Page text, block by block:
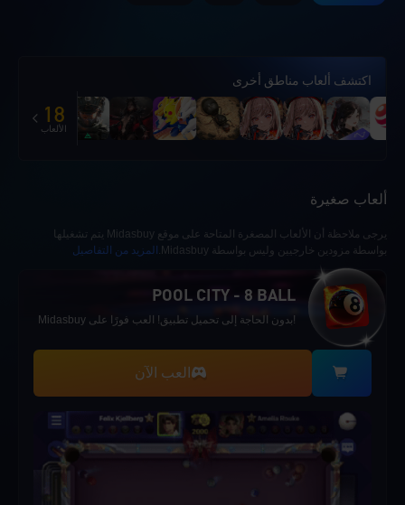
اكتشف ألعاب مناطق أخرى
18
الألعاب
ألعاب صغيرة
يرجى ملاحظة أن الألعاب المصغرة المتاحة على موقع Midasbuy يتم تشغيلها
بواسطة مزودين خارجيين وليس بواسطة Midasbuy.
المزيد من التفاصيل
POOL CITY - 8 BALL
!بدون الحاجة إلى تحميل تطبيق! العب فورًا على Midasbuy
العب الآن